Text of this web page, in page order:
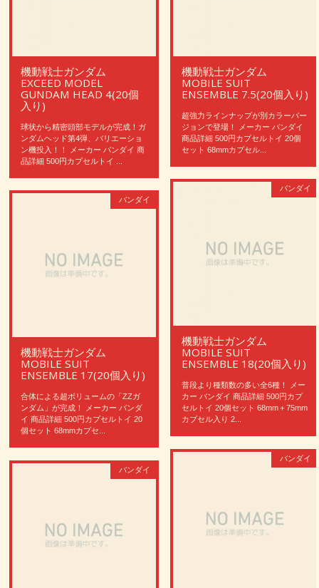
機動戦士ガンダム
EXCEED MODEL
GUNDAM HEAD 4(20個
入り)
球状から精密頭部モデルが完成！ガ
ンダムヘッド第4弾、バリエーショ
ン機投入！！ メーカー バンダイ 商
品詳細 500円カプセルトイ ...
機動戦士ガンダム
MOBILE SUIT
ENSEMBLE 7.5(20個入り)
超強力ラインナップが別カラーバー
ジョンで登場！ メーカー バンダイ
商品詳細 500円カプセルトイ 20個
セット 68mmカプセル...
バンダイ
機動戦士ガンダム
MOBILE SUIT
ENSEMBLE 18(20個入り)
普段より種類数の多い全6種！ メー
カー バンダイ 商品詳細 500円カプ
セルトイ 20個セット 68mm＋75mm
カプセル入り 2...
バンダイ
機動戦士ガンダム
MOBILE SUIT
ENSEMBLE 17(20個入り)
合体による超ボリュームの「ZZガ
ンダム」が完成！ メーカー バンダ
イ 商品詳細 500円カプセルトイ 20
個セット 68mmカプセ...
バンダイ
バンダイ